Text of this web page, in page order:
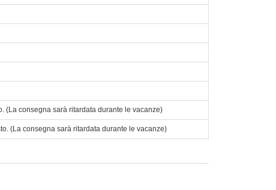
(La consegna sarà ritardata durante le vacanze)
(La consegna sarà ritardata durante le vacanze)